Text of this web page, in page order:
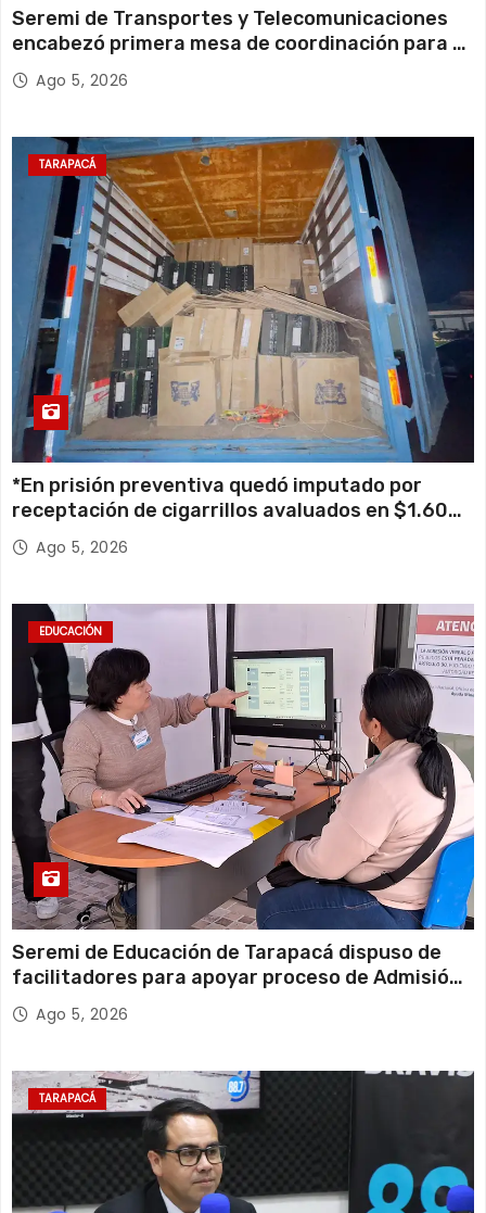
Seremi de Transportes y Telecomunicaciones
encabezó primera mesa de coordinación para el
retiro de cables en desuso en Iquique
Ago 5, 2026
TARAPACÁ
*En prisión preventiva quedó imputado por
receptación de cigarrillos avaluados en $1.600
millones*
Ago 5, 2026
EDUCACIÓN
Seremi de Educación de Tarapacá dispuso de
facilitadores para apoyar proceso de Admisión
Escolar 2027
Ago 5, 2026
TARAPACÁ